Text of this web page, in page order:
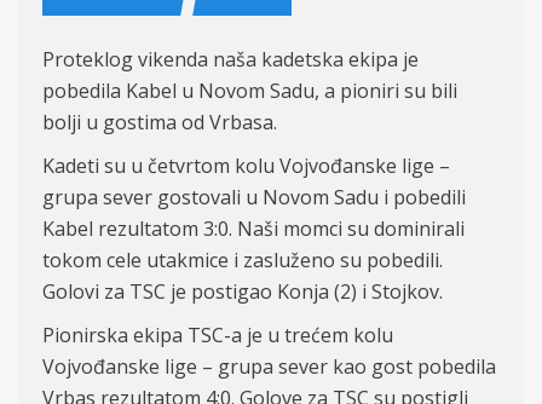
Proteklog vikenda naša kadetska ekipa je
pobedila Kabel u Novom Sadu, a pioniri su bili
bolji u gostima od Vrbasa.
Kadeti su u četvrtom kolu Vojvođanske lige –
grupa sever gostovali u Novom Sadu i pobedili
Kabel rezultatom 3:0. Naši momci su dominirali
tokom cele utakmice i zasluženo su pobedili.
Golovi za TSC je postigao Konja (2) i Stojkov.
Pionirska ekipa TSC-a je u trećem kolu
Vojvođanske lige – grupa sever kao gost pobedila
Vrbas rezultatom 4:0. Golove za TSC su postigli